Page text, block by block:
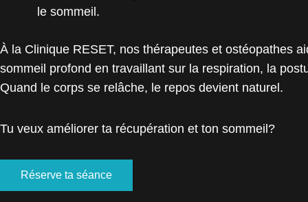
le sommeil.
À la Clinique RESET, nos thérapeutes et ostéopathes
sommeil profond en travaillant sur la respiration, la
Quand le corps se relâche, le repos devient naturel.
Tu veux améliorer ta récupération et ton sommeil?
Réserve ta séance